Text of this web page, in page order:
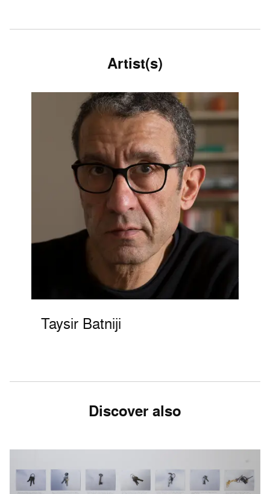
Artist(s)
Taysir Batniji
Discover also